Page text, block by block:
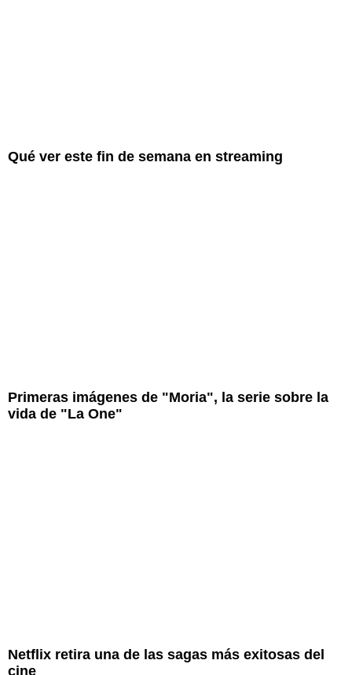
Qué ver este fin de semana en streaming
Primeras imágenes de "Moria", la serie sobre la
vida de "La One"
Netflix retira una de las sagas más exitosas del
cine